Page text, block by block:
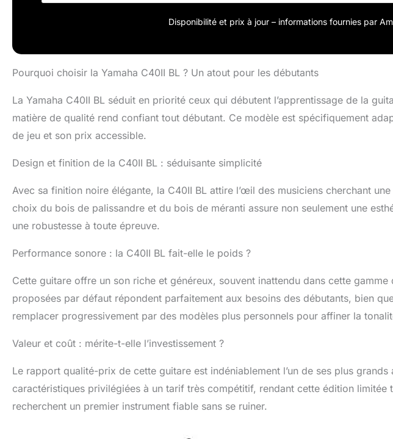
Disponibilité et prix à jour – informations fournies par
Pourquoi choisir la Yamaha C40II BL ? Un atout pour les débutants
La Yamaha C40II BL séduit en priorité ceux qui débutent l’apprentissage de la
matière de qualité rend confiant tout débutant. Ce modèle est spécifiquement
de jeu et son prix accessible.
Design et finition de la C40II BL : séduisante simplicité
Avec sa finition noire élégante, la C40II BL attire l’œil des musiciens cherchant
choix du bois de palissandre et du bois de méranti assure non seulement une
une robustesse à toute épreuve.
Performance sonore : la C40II BL fait-elle le poids ?
Cette guitare offre un son riche et généreux, souvent inattendu dans cette
proposées par défaut répondent parfaitement aux besoins des débutants, bien
remplacer progressivement par des modèles plus personnels pour affiner la
Valeur et coût : mérite-t-elle l’investissement ?
Le rapport qualité-prix de cette guitare est indéniablement l’un de ses plus
caractéristiques privilégiées à un tarif très compétitif, rendant cette édition limitée
recherchent un premier instrument fiable sans se ruiner.